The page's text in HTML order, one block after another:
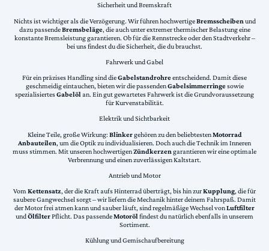
Sicherheit und Bremskraft
Nichts ist wichtiger als die Verzögerung. Wir führen hochwertigeBremsscheiben und
dazu passendeBremsbeläge, die auch unter extremer thermischer Belastung eine
konstante Bremsleistung garantieren. Ob für die Rennstrecke oder den Stadtverkehr –
bei uns findest du die Sicherheit, die du brauchst.
Fahrwerk und Gabel
Für ein präzises Handling sind dieGabelstandrohreentscheidend. Damit diese
geschmeidig eintauchen, bieten wir die passendenGabelsimmerringesowie
spezialisiertesGabelölan. Ein gut gewartetes Fahrwerk ist die Grundvoraussetzung
für Kurvenstabilität.
Elektrik und Sichtbarkeit
Kleine Teile, große Wirkung: Blinkergehören zu den beliebtestenMotorrad
Anbauteilen, um die Optik zu individualisieren. Doch auch die Technik im Inneren
muss stimmen. Mit unseren hochwertigenZündkerzen garantieren wir eine optimale
Verbrennung und einen zuverlässigen Kaltstart.
Antrieb und Motor
VomKettensatz, der die Kraft aufs Hinterrad überträgt, bis hin zurKupplung, die für
saubere Gangwechsel sorgt – wir liefern die Mechanik hinter deinem Fahrspaß. Damit
der Motor frei atmen kann und sauber läuft, sind regelmäßige Wechsel vonLuftfilter
undÖlfilterPflicht. Das passendeMotorölfindest du natürlich ebenfalls in unserem
Sortiment.
Kühlung und Gemischaufbereitung